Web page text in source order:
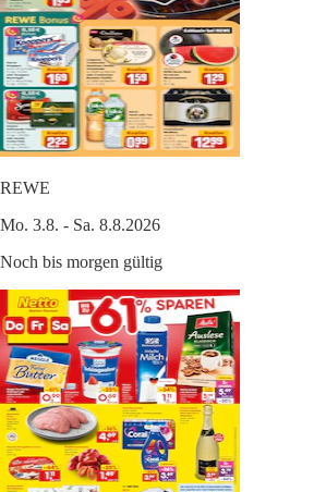
REWE
Mo. 3.8. - Sa. 8.8.2026
Noch bis morgen gültig